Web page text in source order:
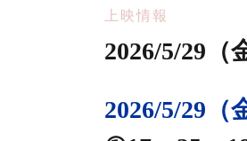
上映情報
2026/5/29（
2026/5/29（